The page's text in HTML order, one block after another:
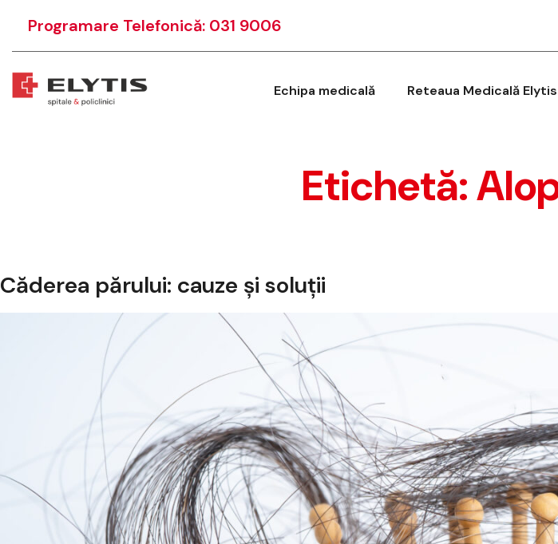
Programare Telefonică: 031 9006
Echipa medicală Reteaua Medicală Elytis
Etichetă:
Căderea părului: cauze și soluții